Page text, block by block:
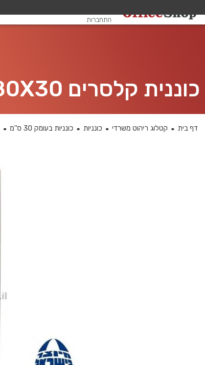
התחברות
כוננית קלסרים 240X80X30 ס”מ
דף בית ■ קטלוג ריהוט משרדי ■ כונניות ■ כונניות בעומק 30 ס''מ ■